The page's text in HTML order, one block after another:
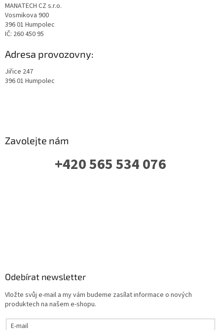
MANATECH CZ s.r.o.
Vosmikova 900
396 01 Humpolec
IČ: 260 450 95
Adresa provozovny:
Jiřice 247
396 01 Humpolec
Zavolejte nám
+420 565 534 076
Odebírat newsletter
Vložte svůj e-mail a my vám budeme zasílat informace o nových
produktech na našem e-shopu.
E-mail